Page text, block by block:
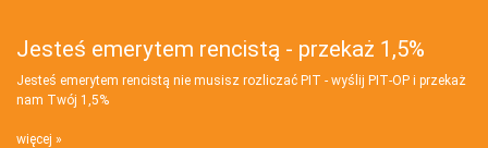
Jesteś emerytem rencistą - przekaż 1,5%
Jesteś emerytem rencistą nie musisz rozliczać PIT - wyślij PIT‑OP i przekaż
nam Twój 1,5%
więcej